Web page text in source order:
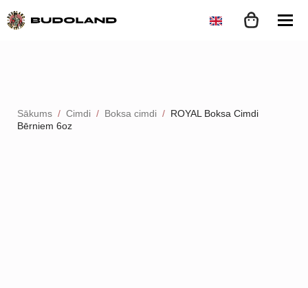
Sākums Cimdi Boksa cimdi
ROYAL Boksa Cimdi
Bērniem 6oz